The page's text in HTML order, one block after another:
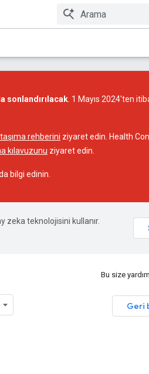
sonlandırılacak . 1 Mayıs 2024'ten
rehberini ziyaret edin. Health
kılavuzunu ziyaret edin.
bilgi edinin.
zeka teknolojisini kullanır.
Bu size
Geri